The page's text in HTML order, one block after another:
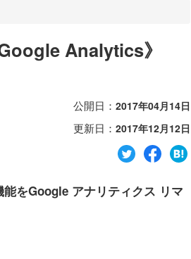
Analytics》
公開日： 2017年04月14日
更新日： 2017年12月12日
能をGoogle アナリティクス リマ